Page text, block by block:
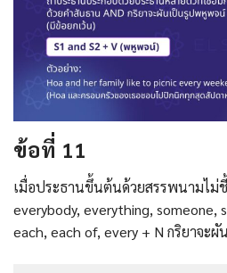
ข้อที่ 11
เมื่อประธานขึ้นต้นด้วยสรรพนามไม่
everybody, everything, someone,
each, each of, every + N กริยาจะ